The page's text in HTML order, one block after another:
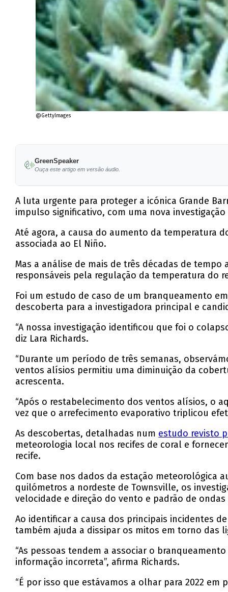
@GettyImages
GreenSpeaker
Ouça este artigo em versão áudio.
A luta urgente para proteger a icónica Grande
impulso significativo, com uma nova
Até agora, a causa do aumento da temperatura
associada ao El Niño.
Mas a análise de mais de três décadas de
responsáveis pela regulação da temperatura do
Foi um estudo de caso de um branqueamento
descoberta para a investigadora principal e
“A nossa investigação identificou que foi o
diz Lara Richards.
“Durante um período de três semanas,
ventos alísios permitiu uma diminuição da
acrescenta.
“Após o restabelecimento dos ventos alísios, o
vez que o arrefecimento evaporativo triplicou
As descobertas, detalhadas num estudo revisto
meteorologia local nos recifes de coral e
recife.
Com base nos dados da estação meteorológica
quilómetros a nordeste de Townsville, os
velocidade e direção do vento e padrão de ondas
Ao identificar a causa dos principais incidentes
também ajuda a dissipar os mitos em torno das
“As pessoas tendem a associar o
informação incorreta”, afirma Richards.
“É por isso que estávamos a olhar para 2022